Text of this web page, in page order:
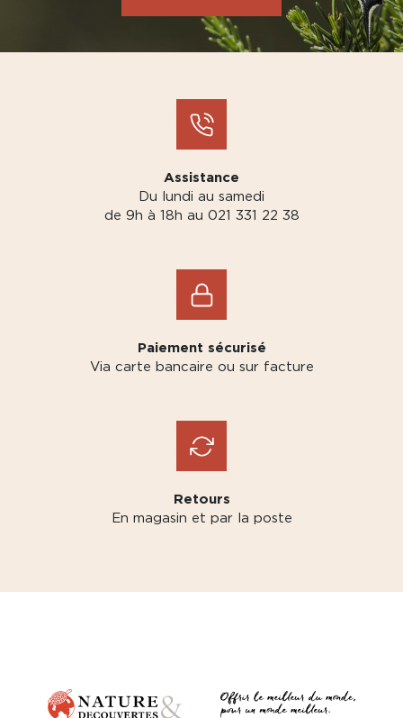
Assistance
Du lundi au samedi
de 9h à 18h au 021 331 22 38
Paiement sécurisé
Via carte bancaire ou sur facture
Retours
En magasin et par la poste